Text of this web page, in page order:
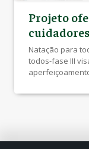
Projeto
Natação para
todos-fase III
múltipla. As